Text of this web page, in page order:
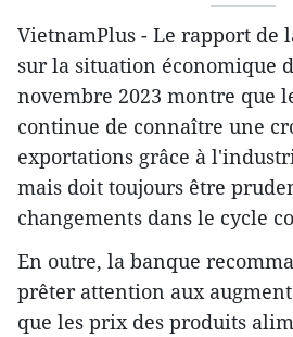
VietnamPlus - Le rapport de
sur la situation économique
novembre 2023 montre que
continue de connaître une
exportations grâce à
mais doit toujours être
changements dans le cycle
En outre, la banque
prêter attention aux
que les prix des produits